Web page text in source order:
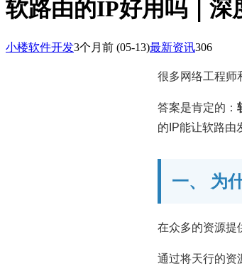
软路由的IP好用吗｜
小楼软件开发3个月前 (05-13)最新资讯306
很多网络工程师
答案是肯定的：
的IP能让软路由
一、 为
在众多的资源提
通过将天行的资